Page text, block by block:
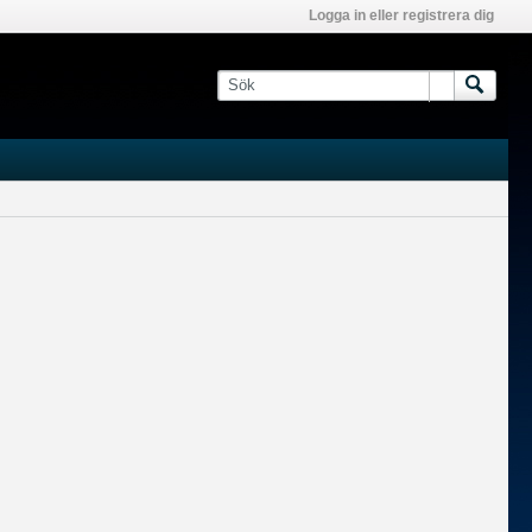
Logga in eller registrera dig